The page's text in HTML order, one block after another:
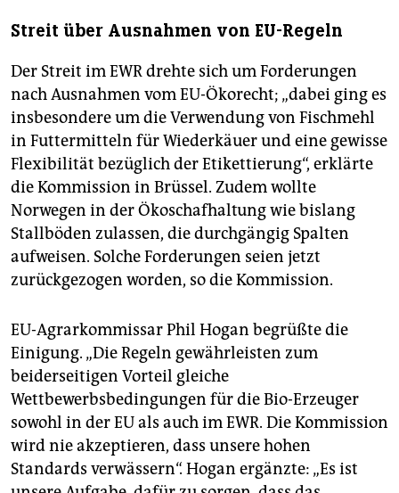
Streit über Ausnahmen von EU-Regeln
Der Streit im EWR drehte sich um Forderungen
nach Ausnahmen vom EU-Ökorecht; „dabei ging es
insbesondere um die Verwendung von Fischmehl
in Futtermitteln für Wiederkäuer und eine gewisse
Flexibilität bezüglich der Etikettierung“, erklärte
die Kommission in Brüssel. Zudem wollte
Norwegen in der Ökoschafhaltung wie bislang
Stallböden zulassen, die durchgängig Spalten
aufweisen. Solche Forderungen seien jetzt
zurückgezogen worden, so die Kommission.
EU-Agrarkommissar Phil Hogan begrüßte die
Einigung. „Die Regeln gewährleisten zum
beiderseitigen Vorteil gleiche
Wettbewerbsbedingungen für die Bio-Erzeuger
sowohl in der EU als auch im EWR. Die Kommission
wird nie akzeptieren, dass unsere hohen
Standards verwässern“. Hogan ergänzte: „Es ist